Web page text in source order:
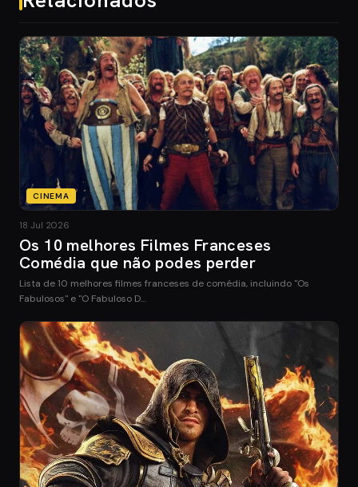
CINEMA
18 Jul 2026
Os 10 melhores Filmes Franceses
Comédia que não podes perder
Lista de 10 melhores filmes franceses de comédia, incluindo "Os
Fabulosos" e "O Fabuloso D…